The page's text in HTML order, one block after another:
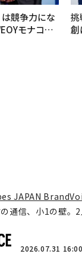
は競争力にな
モナコで
挑
創
JAPAN
通信、小1の壁。
2026.07.31 16:00